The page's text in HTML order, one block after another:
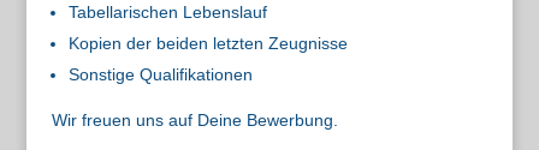
Tabellarischen Lebenslauf
Kopien der beiden letzten Zeugnisse
Sonstige Qualifikationen
Wir freuen uns auf Deine Bewerbung.